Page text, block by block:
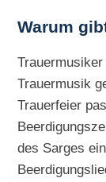
Warum
Trauermusik
Trauerfeier
des Sarges